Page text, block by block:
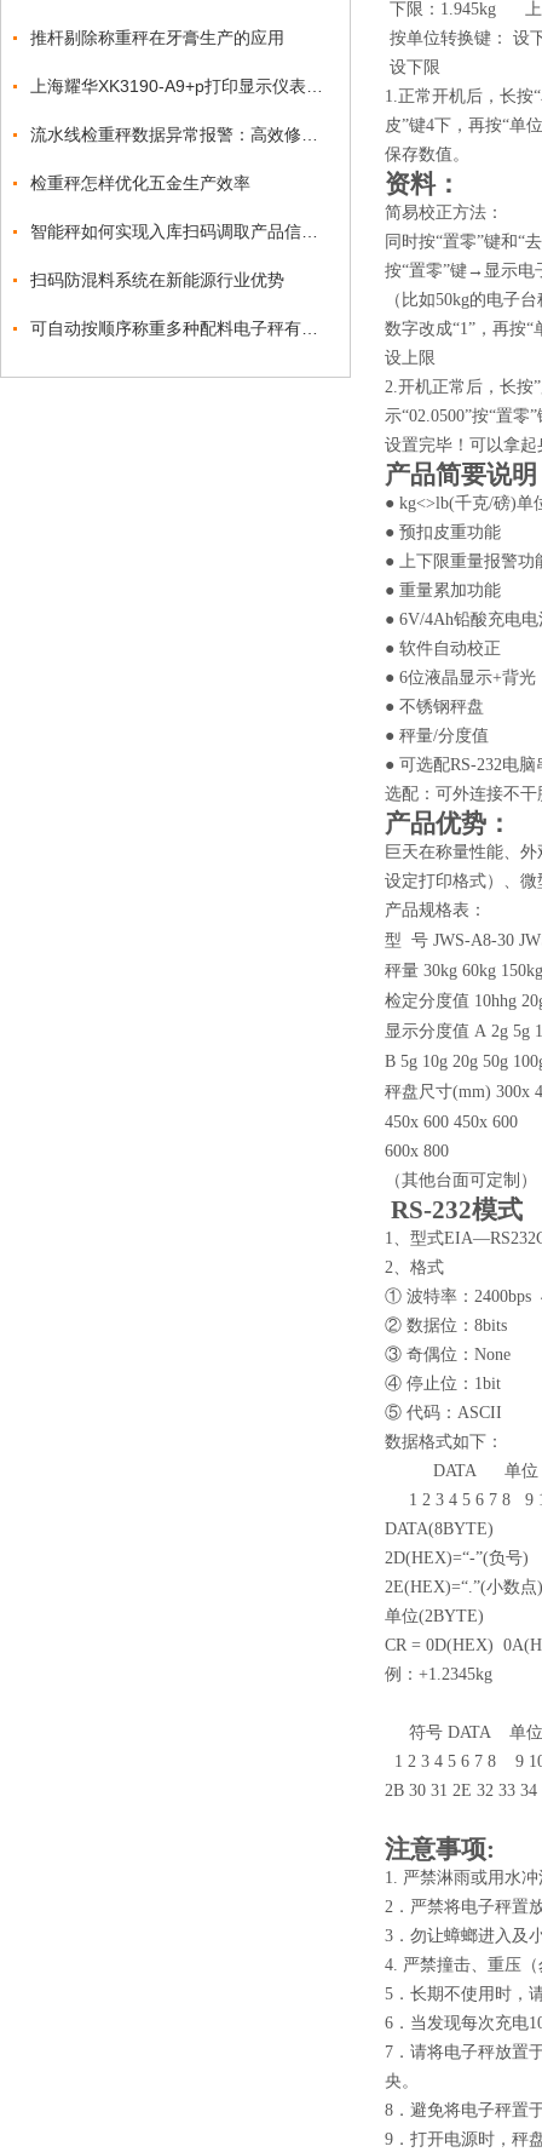
推杆剔除称重秤在牙膏生产的应用
检重秤怎样优化五金生产效率
扫码防混料系统在新能源行业优势
下限：1.945kg 上
按单位转换键： 设
设下限
1.正常开机后，长按
皮”键4下，再按“单
保存数值。
资料：
简易校正方法：
同时按“置零”键和“
按“置零”键→显示电
（比如50kg的电子
数字改成“1”，再按
设上限
2.开机正常后，长按
示“02.0500”按“置零
设置完毕！可以拿
产品简要说
● kg<>lb(千克/磅)单
● 预扣皮重功能
● 上下限重量报警功
● 重量累加功能
● 6V/4Ah铅酸充电
● 软件自动校正
● 6位液晶显示+背光
● 不锈钢秤盘
● 秤量/分度值
● 可选配RS-232电脑
选配：可外连接不
产品优势：
巨天在称量性能、
设定打印格式）、
产品规格表：
型 号 JWS-A8-30
秤量 30kg 60kg 150kg
检定分度值 10hhg
显示分度值 A 2g 5g
B 5g 10g 20g 50g
秤盘尺寸(mm) 300x
450x 600 450x 600
600x 800
（其他台面可定制）
RS-232模式
1、型式
2、格式
① 波特率：2400bps
② 数据位：8bits
③ 奇偶位：None
④ 停止位：1bit
⑤ 代码：ASCII
数据格式如下：
DATA 单位
1 2 3 4 5 6 7 8 9
DATA(8BYTE)
2D(HEX)=“-”(负号
2E(HEX)=“.”(小数点)
单位(2BYTE)
CR = 0D(HEX)
例：+1.2345kg
符号 DATA 单
1 2 3 4 5 6 7 8 9
2B 30 31 2E 32 33
注意事项:
1. 严禁淋雨或用水冲
2．严禁将电子秤置
3．勿让蟑螂进入及
4. 严禁撞击、重压
5．长期不使用时，
6．当发现每次充电
7．请将电子秤放置
央。
8．避免将电子秤置
9．打开电源时，秤